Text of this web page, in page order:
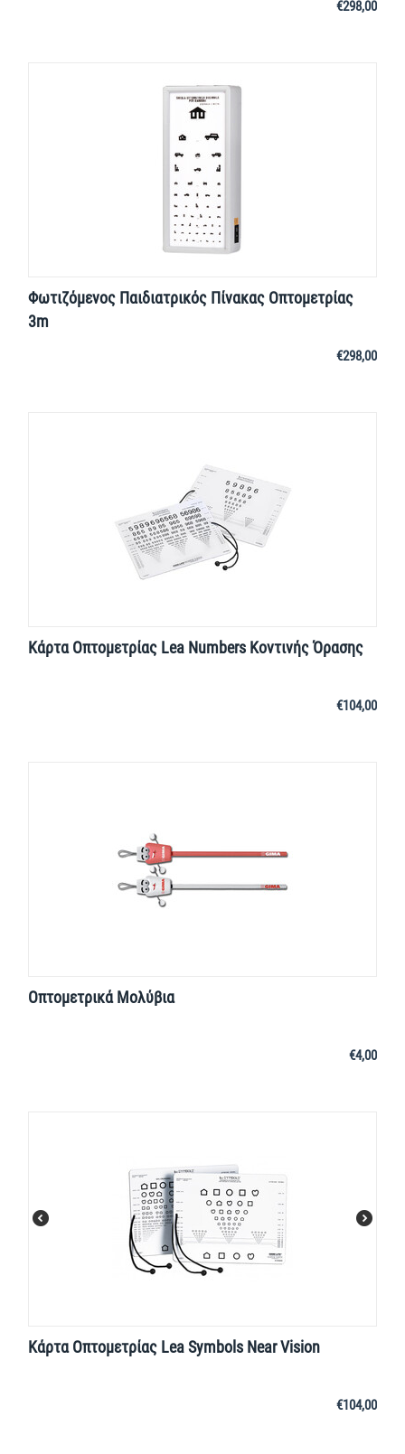
€298,00
Φωτιζόμενος Παιδιατρικός Πίνακας Οπτομετρίας
3m
€298,00
Κάρτα Οπτομετρίας Lea Numbers Κοντινής Όρασης
€104,00
Οπτομετρικά Μολύβια
€4,00
Κάρτα Οπτομετρίας Lea Symbols Near Vision
€104,00